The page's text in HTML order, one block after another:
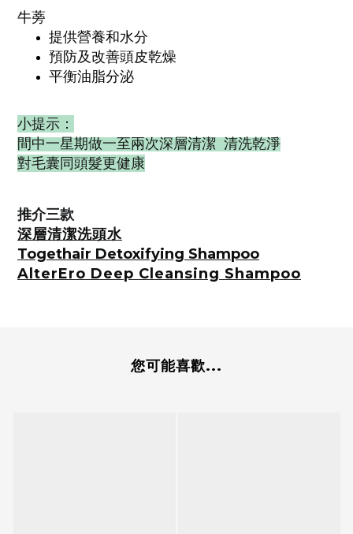
牛蒡
提供營養和水分
預防及改善頭皮乾燥
平衡油脂分泌
小提示：
間中一星期做一至兩次深層清潔 清洗乾淨
對毛囊同頭髮更健康
推介三款
深層清潔洗頭水
Togethair Detoxifying Shampoo
AlterEro Deep Cleansing Shampoo
您可能喜歡...